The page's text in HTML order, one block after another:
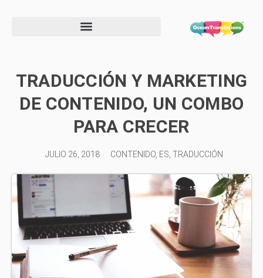
TRADUCCIÓN Y MARKETING
DE CONTENIDO, UN COMBO
PARA CRECER
JULIO 26, 2018 CONTENIDO, ES TRADUCCIÓN